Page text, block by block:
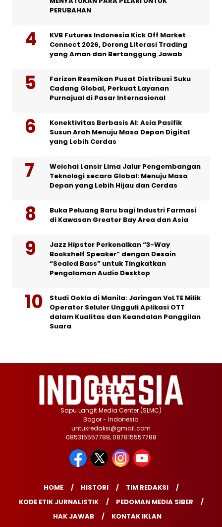
PERUBAHAN
KVB Futures Indonesia Kick Off Market
Connect 2026, Dorong Literasi Trading
yang Aman dan Bertanggung Jawab
Farizon Resmikan Pusat Distribusi Suku
Cadang Global, Perkuat Layanan
Purnajual di Pasar Internasional
Konektivitas Berbasis AI: Asia Pasifik
Susun Arah Menuju Masa Depan Digital
yang Lebih Cerdas
Weichai Lansir Lima Jalur Pengembangan
Teknologi secara Global: Menuju Masa
Depan yang Lebih Hijau dan Cerdas
Buka Peluang Baru bagi Industri Farmasi
di Kawasan Greater Bay Area dan Asia
Jazz Hipster Perkenalkan “3-Way
Bookshelf Speaker” dengan Desain
“Sealed Bass” untuk Tingkatkan
Pengalaman Audio Desktop
Studi Ookla di Manila: Jaringan VoLTE Milik
Operator Seluler Ungguli Aplikasi OTT
dalam Kualitas dan Keandalan Panggilan
Suara
Sapu Langit Media Center (SLMC)
Bogor - Indonesia
untukredaksi@gmail.com
085315557788, 087815557788
HOME HISTORI
TIM REDAKSI
KODE ETIK JURNALISTIK
PEDOMAN MEDIA SIBER
HAK JAWAB
KONTAK IKLAN